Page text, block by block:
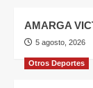
AMARGA
5 agosto, 2026
Otros Deportes